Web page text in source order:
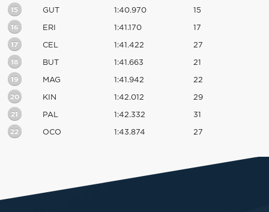
15 GUT 1:40.970 15
16 ERI 1:41.170 17
17 CEL 1:41.422 27
18 BUT 1:41.663 21
19 MAG 1:41.942 22
20 KIN 1:42.012 29
21 PAL 1:42.332 31
22 OCO 1:43.874 27